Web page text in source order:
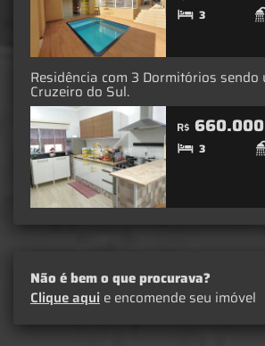
3
Residência com 3 Dormitórios sendo
Cruzeiro do Sul.
R$
3
Não é bem o que procurava?
Clique aqui e encomende seu imóvel